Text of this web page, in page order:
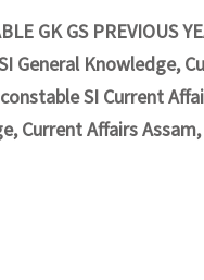
GK GS PREVIOUS
General Knowledge,
SI Current
Current Affairs